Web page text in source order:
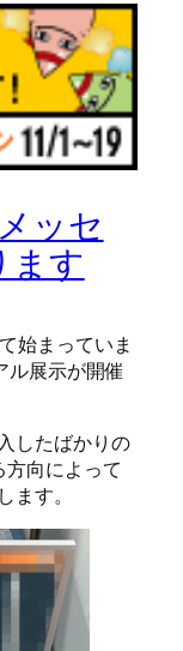
ッセ
ます
始まっていま
ル展示が開催
したばかりの
向によって
す。